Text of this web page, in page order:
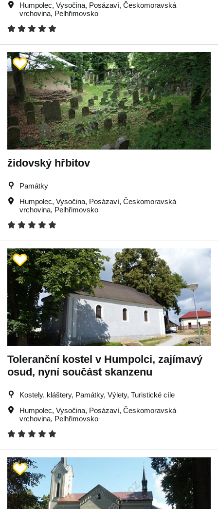
Humpolec, Vysočina, Posázaví, Českomoravská
vrchovina, Pelhřimovsko
židovský hřbitov
Památky
Humpolec, Vysočina, Posázaví, Českomoravská
vrchovina, Pelhřimovsko
Toleranční kostel v Humpolci, zajímavý
osud, nyní součást skanzenu
Kostely, kláštery, Památky, Výlety, Turistické cíle
Humpolec, Vysočina, Posázaví, Českomoravská
vrchovina, Pelhřimovsko